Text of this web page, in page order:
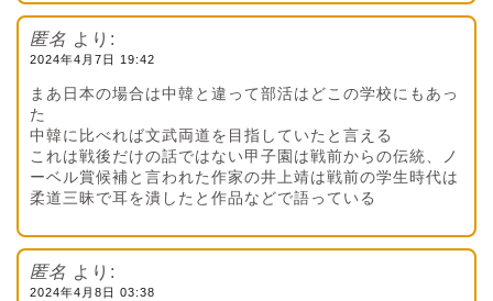
匿名 より:
2024年4月7日 19:42
まあ日本の場合は中韓と違って部活はどこの学校にもあっ
た
中韓に比べれば文武両道を目指していたと言える
これは戦後だけの話ではない甲子園は戦前からの伝統、ノ
ーベル賞候補と言われた作家の井上靖は戦前の学生時代は
柔道三昧で耳を潰したと作品などで語っている
匿名 より:
2024年4月8日 03:38